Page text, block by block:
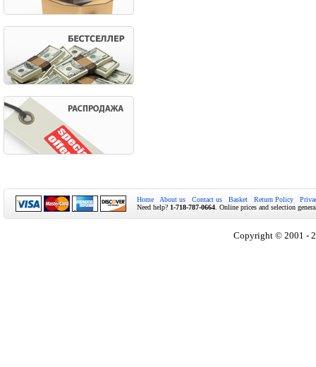
Home About us Contact us Basket Return Policy
Need help? 1-718-787-0664 . Online prices and selection
Copyright © 2001 -